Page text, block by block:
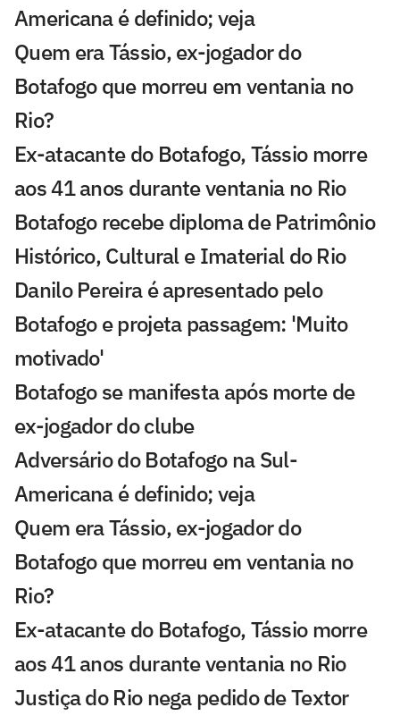
Americana é definido; veja
Quem era Tássio, ex-jogador do
Botafogo que morreu em ventania no
Rio?
Ex-atacante do Botafogo, Tássio morre
aos 41 anos durante ventania no Rio
Botafogo recebe diploma de Patrimônio
Histórico, Cultural e Imaterial do Rio
Danilo Pereira é apresentado pelo
Botafogo e projeta passagem: 'Muito
motivado'
Botafogo se manifesta após morte de
ex-jogador do clube
Adversário do Botafogo na Sul-
Americana é definido; veja
Quem era Tássio, ex-jogador do
Botafogo que morreu em ventania no
Rio?
Ex-atacante do Botafogo, Tássio morre
aos 41 anos durante ventania no Rio
Justiça do Rio nega pedido de Textor